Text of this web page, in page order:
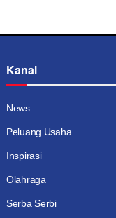
Kanal
News
Peluang Usaha
Inspirasi
Olahraga
Serba Serbi